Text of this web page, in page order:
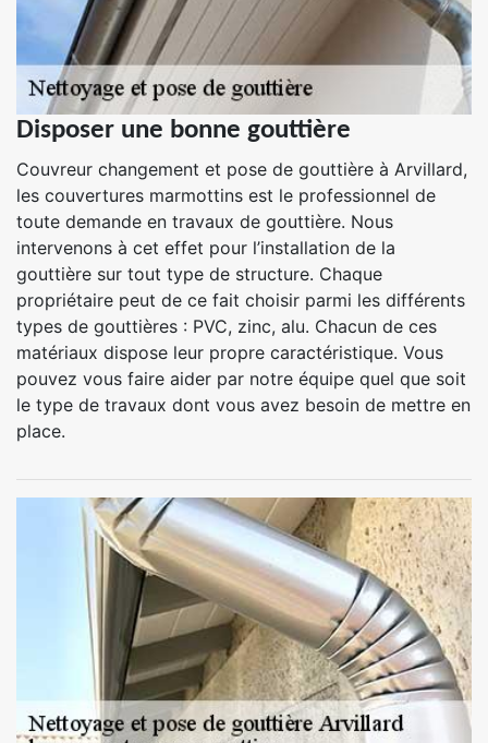
Disposer une bonne gouttière
Couvreur changement et pose de gouttière à Arvillard,
les couvertures marmottins est le professionnel de
toute demande en travaux de gouttière. Nous
intervenons à cet effet pour l’installation de la
gouttière sur tout type de structure. Chaque
propriétaire peut de ce fait choisir parmi les différents
types de gouttières : PVC, zinc, alu. Chacun de ces
matériaux dispose leur propre caractéristique. Vous
pouvez vous faire aider par notre équipe quel que soit
le type de travaux dont vous avez besoin de mettre en
place.